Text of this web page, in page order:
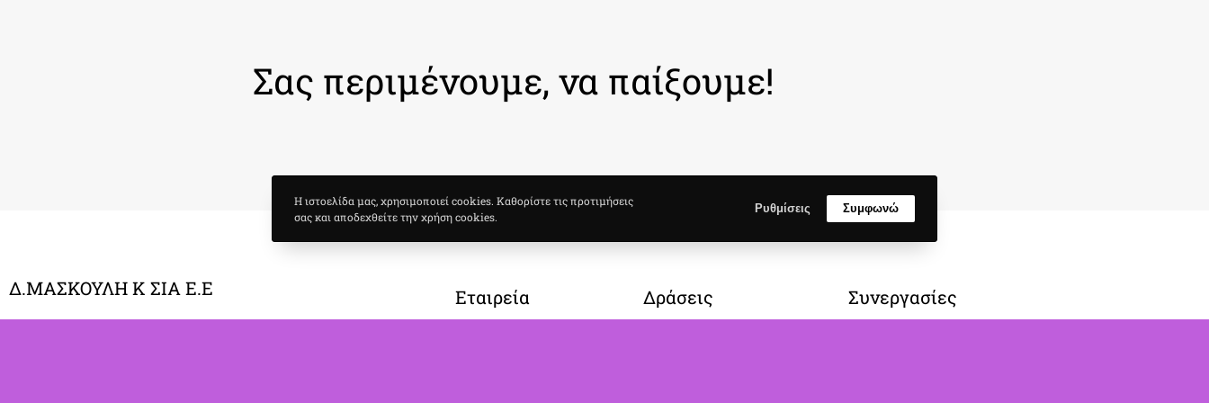
Σας περιμένουμε, να παίξουμε!
Δ.ΜΑΣΚΟΥΛΗ Κ ΣΙΑ Ε.Ε Εταιρεία Δράσεις Συνεργασίες
Η ιστοελίδα μας, χρησιμοποιεί cookies. Καθορίστε τις προτιμήσεις
σας και αποδεχθείτε την χρήση cookies.
Ρυθμίσεις Συμφωνώ